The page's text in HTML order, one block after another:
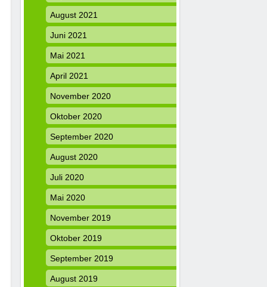
August 2021
Juni 2021
Mai 2021
April 2021
November 2020
Oktober 2020
September 2020
August 2020
Juli 2020
Mai 2020
November 2019
Oktober 2019
September 2019
August 2019